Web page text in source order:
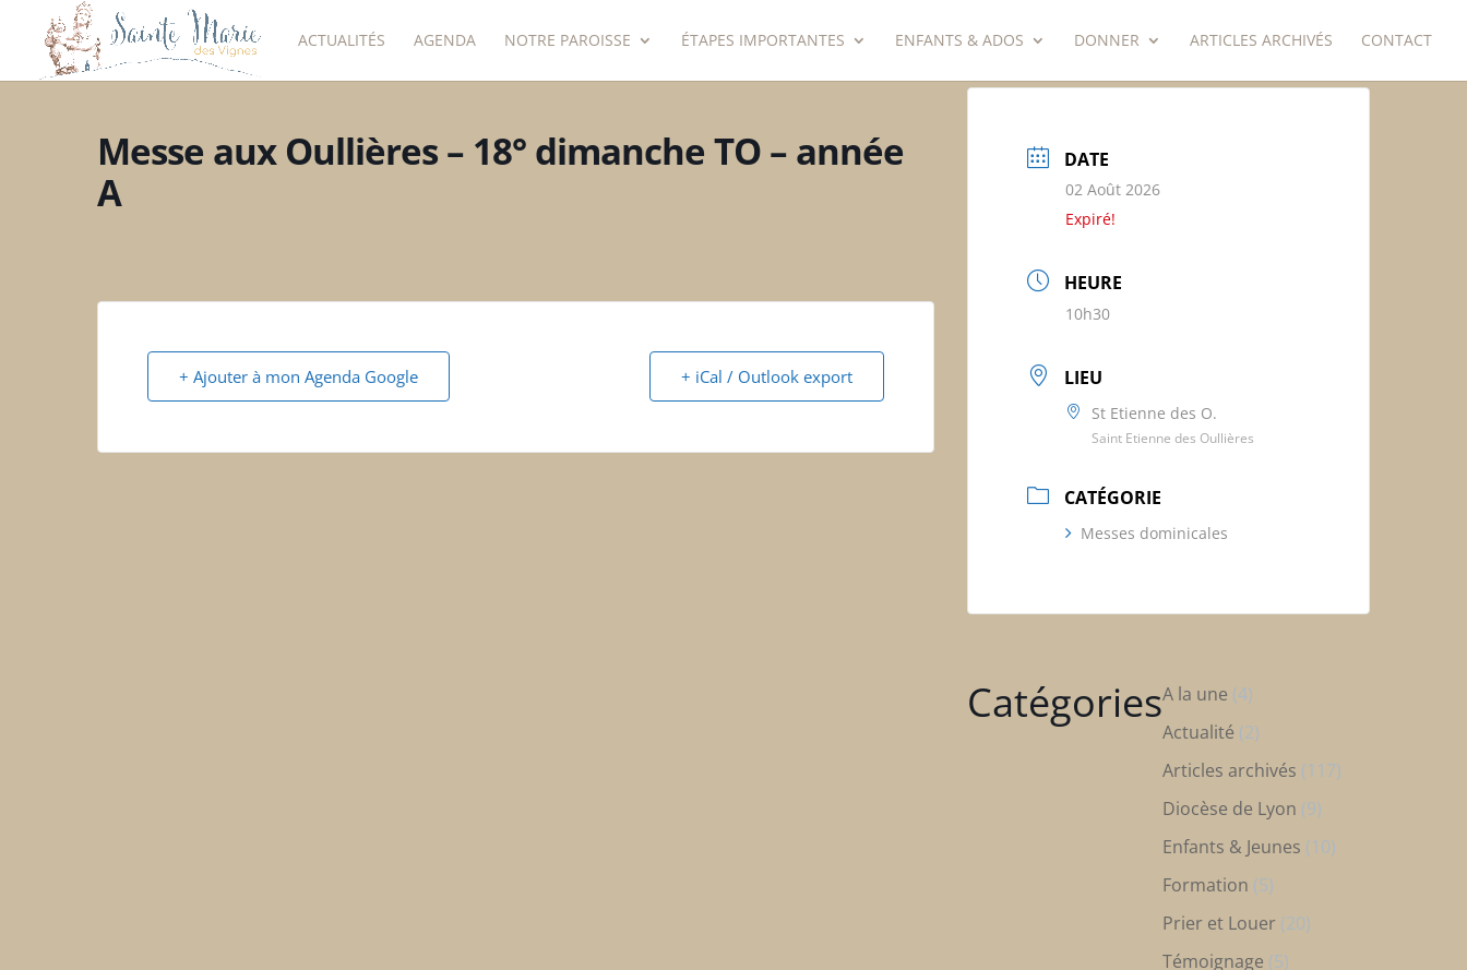
ACTUALITÉS AGENDA NOTRE PAROISSE ÉTAPES IMPORTANTES ENFANTS & ADOS DONNER ARTICLES ARCHIVÉS CONTACT
Messe aux Oullières – 18° dimanche TO – année
A
+ Ajouter à mon Agenda Google + iCal / Outlook export
DATE
02 Août 2026
Expiré!
HEURE
10h30
LIEU
St Etienne des O.
Saint Etienne des Oullières
CATÉGORIE
Messes dominicales
CatégoriesA la une (4)
Actualité (2)
Articles archivés (117)
Diocèse de Lyon (9)
Enfants & Jeunes (10)
Formation (5)
Prier et Louer (20)
Témoignage (5)